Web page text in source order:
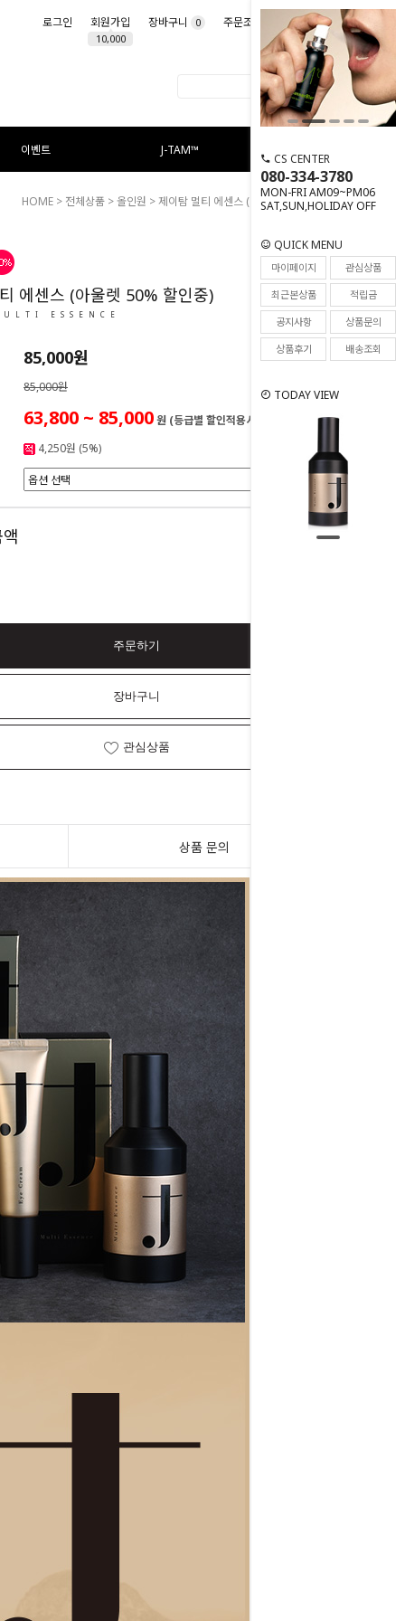
로그인 회원가입
10,000
장바구니 0 주문조회 마이페이지
이벤트 J-TAM™
CS CENTER
080-334-3780
MON-FRI AM09~PM06
SAT,SUN,HOLIDAY OFF
QUICK MENU
마이페이지
관심상품
최근본상품
적립금
공지사항
상품문의
상품후기
배송조회
TODAY VIEW
HOME > 전체상품 >올인원 > 제이탐 멀티 에센스 (아울렛 50% 할인중)
49
에센스 (아울렛 50% 할인중)
ESSENCE
85,000원
85,000원
63,800 ~ 85,000원 (등급별 할인적용시)
4,250원 (5%)
0원
주문하기
장바구니
관심상품
상품 문의